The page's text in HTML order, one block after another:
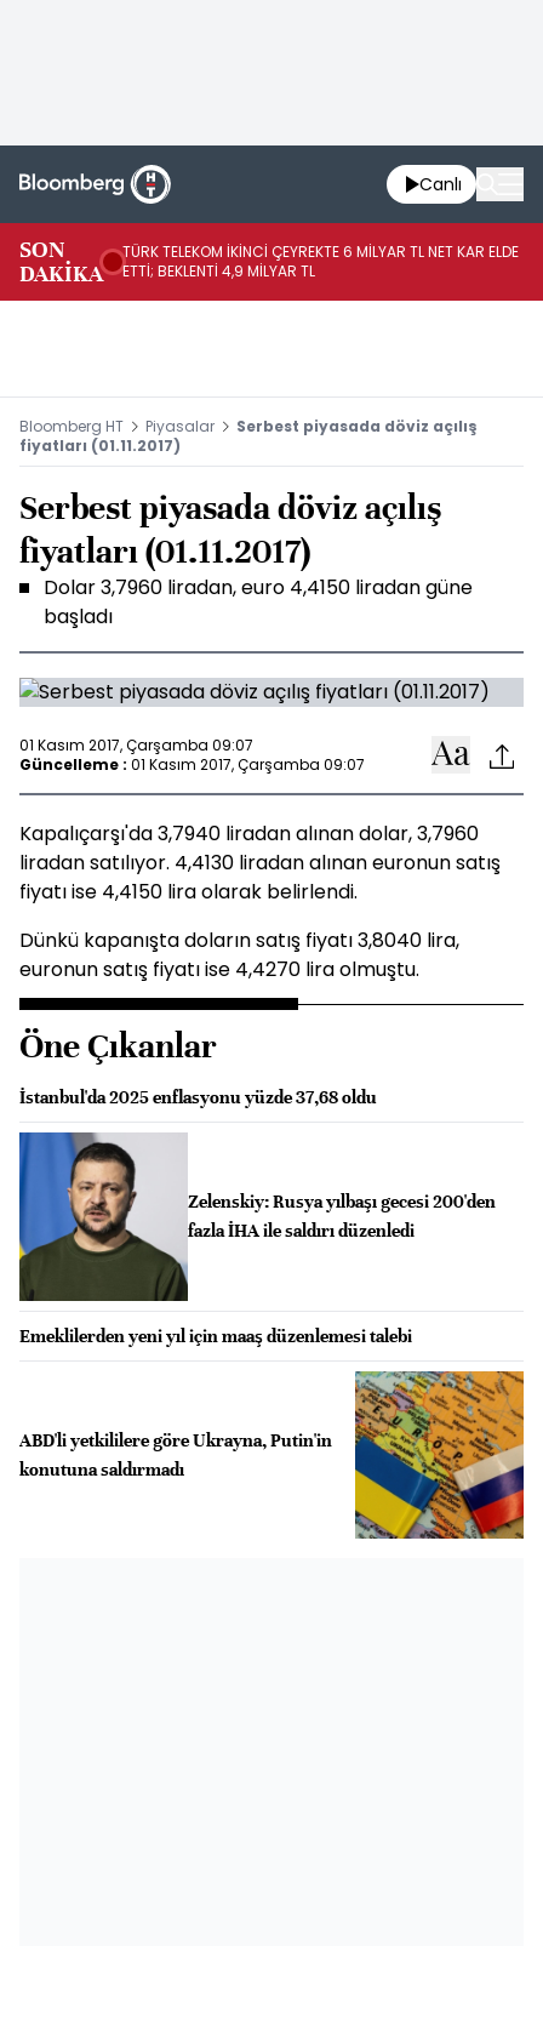
Canlı
SON
DAKİKA
TÜRK TELEKOM İKİNCİ ÇEYREKTE 6 MİLYAR TL NET KAR ELDE
ETTİ; BEKLENTİ 4,9 MİLYAR TL
Bloomberg HT Piyasalar
Serbest piyasada döviz açılış
fiyatları (01.11.2017)
Serbest piyasada döviz açılış
fiyatları (01.11.2017)
Dolar 3,7960 liradan, euro 4,4150 liradan güne
başladı
01 Kasım 2017, Çarşamba 09:07
Güncelleme : 01 Kasım 2017, Çarşamba 09:07
Kapalıçarşı'da 3,7940 liradan alınan dolar, 3,7960
liradan satılıyor. 4,4130 liradan alınan euronun satış
fiyatı ise 4,4150 lira olarak belirlendi.
Dünkü kapanışta doların satış fiyatı 3,8040 lira,
euronun satış fiyatı ise 4,4270 lira olmuştu.
Öne Çıkanlar
İstanbul'da 2025 enflasyonu yüzde 37,68 oldu
Zelenskiy: Rusya yılbaşı gecesi 200'den
fazla İHA ile saldırı düzenledi
Emeklilerden yeni yıl için maaş düzenlemesi talebi
ABD'li yetkililere göre Ukrayna, Putin'in
konutuna saldırmadı